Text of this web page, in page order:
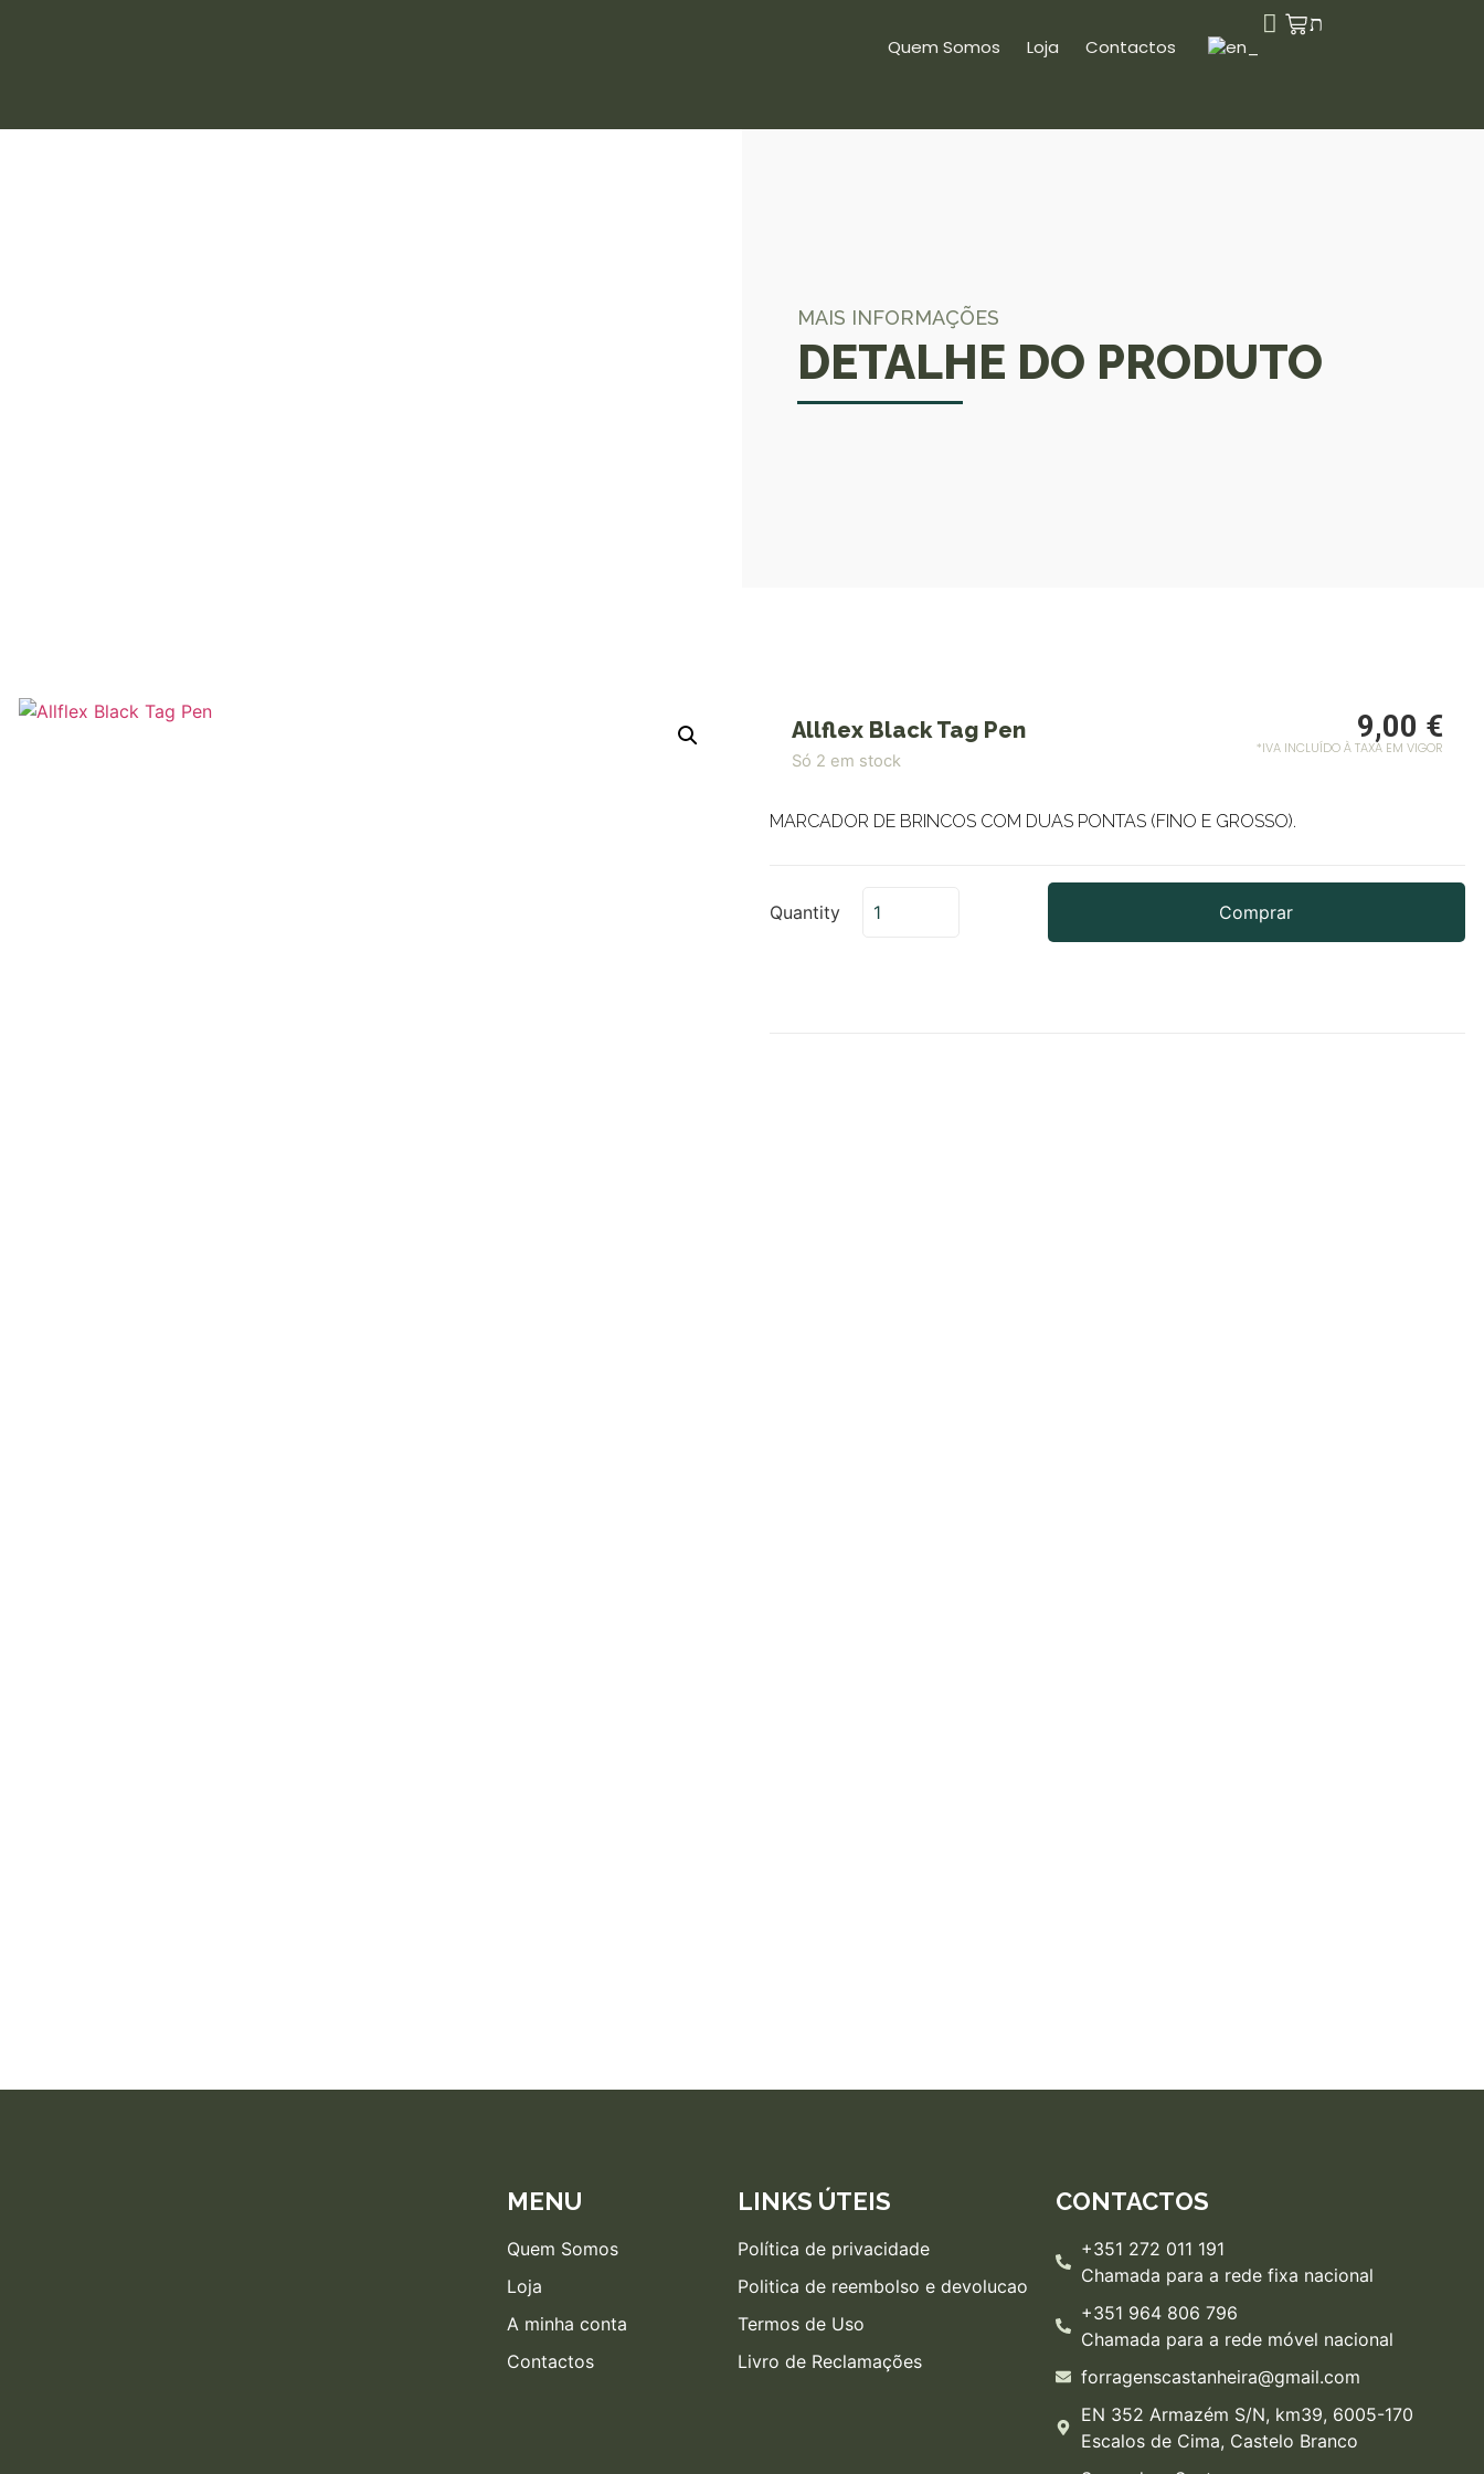
Quem Somos Loja Contactos
MAIS INFORMAÇÕES
DETALHE DO PRODUTO
Allflex Black Tag Pen
Só 2 em stock
9,00 €
*IVA INCLUÍDO À TAXA EM VIGOR
MARCADOR DE BRINCOS COM DUAS PONTAS (FINO E GROSSO).
Quantity Comprar
MENU
Quem Somos
Loja
A minha conta
Contactos
LINKS ÚTEIS
Política de privacidade
Politica de reembolso e devolucao
Termos de Uso
Livro de Reclamações
CONTACTOS
+351 272 011 191
Chamada para a rede fixa nacional
+351 964 806 796
Chamada para a rede móvel nacional
forragenscastanheira@gmail.com
EN 352 Armazém S/N, km39, 6005-170
Escalos de Cima, Castelo Branco